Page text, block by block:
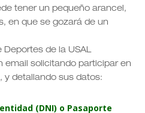
tener un pequeño arancel,
en que se gozará de un
Deportes de la USAL
email solicitando participar en
y detallando sus datos:
(DNI) o Pasaporte